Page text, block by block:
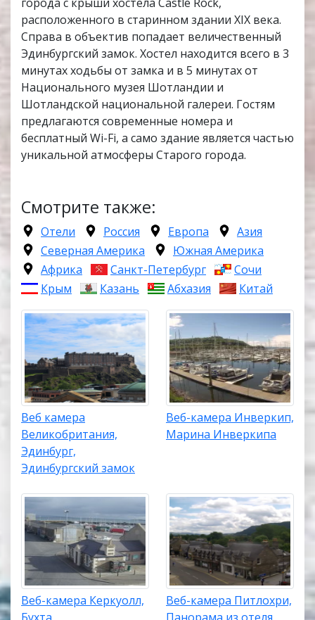
расположенного в старинном здании XIX века.
Справа в объектив попадает величественный
Эдинбургский замок. Хостел находится всего в 3
минутах ходьбы от замка и в 5 минутах от
Национального музея Шотландии и
Шотландской национальной галереи. Гостям
предлагаются современные номера и
бесплатный Wi-Fi, а само здание является частью
уникальной атмосферы Старого города.
Смотрите также:
Отели Россия Европа
Азия
Северная Америка
Южная Америка
Африка
Санкт-Петербург
Сочи
Крым
Казань Абхазия Китай
Веб камера
Великобритания,
Эдинбург,
Эдинбургский замок
Веб-камера Инверкип,
Марина Инверкипа
Веб-камера Керкуолл,
Веб-камера Питлохри,